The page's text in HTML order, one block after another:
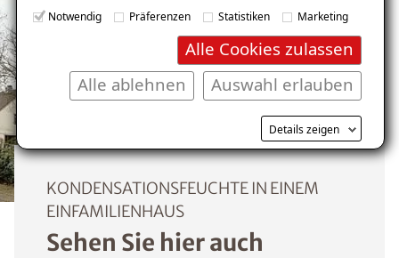
Notwendig Präferenzen Statistiken Marketing
Alle Cookies zulassen
Auswahl erlauben
Alle ablehnen
Details zeigen
KONDENSATIONSFEUCHTE IN EINEM
EINFAMILIENHAUS
Sehen Sie hier auch
Kostenlosen Ratgeber anfordern
Voraussetzung für den Erhalt des kostenfreien